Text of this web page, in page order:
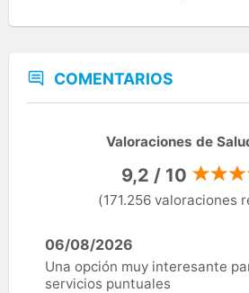
COMENTARIOS
Valoraciones de
9,2 / 10
(171.256 valoraciones
06/08/2026
Una opción muy interesante
servicios puntuales